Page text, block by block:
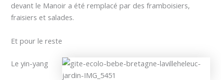
devant le Manoir a été remplacé par des framboisiers,
fraisiers et salades.
Et pour le reste
Le yin-yang